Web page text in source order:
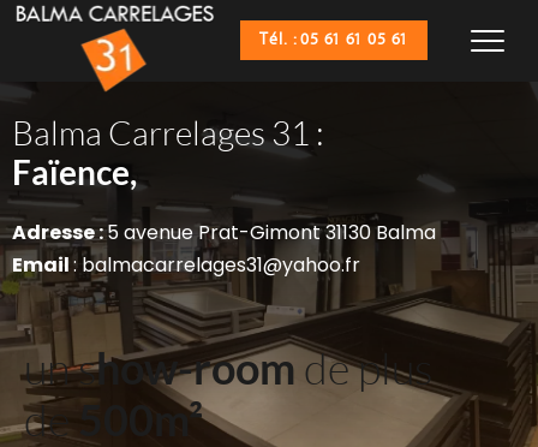
Tél. : 05 61 61 05 61
Balma Carrelages 31 :
Faïence,
Sanitaires,
Adresse : 5 avenue Prat-Gimont 31130 Balma
Email : balmacarrelages31@yahoo.fr
un show-room de plus
de 500m²